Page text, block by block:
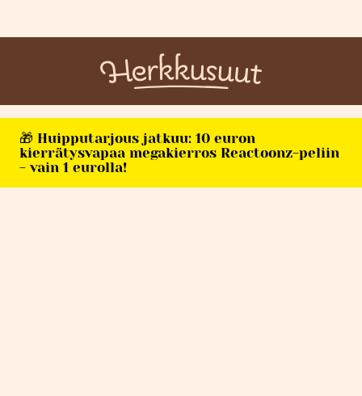
🎁 Huipputarjous jatkuu: 10 euron
kierrätysvapaa megakierros Reactoonz-peliin
- vain 1 eurolla!